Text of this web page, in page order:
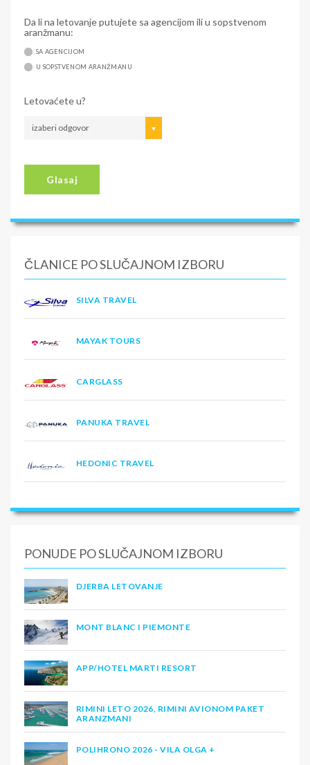
Da li na letovanje putujete sa agencijom ili u sopstvenom
aranžmanu:
SA AGENCIJOM
U SOPSTVENOM ARANŽMANU
Letovaćete u?
izaberi odgovor
Glasaj
ČLANICE PO SLUČAJNOM IZBORU
SILVA TRAVEL
MAYAK TOURS
CARGLASS
PANUKA TRAVEL
HEDONIC TRAVEL
PONUDE PO SLUČAJNOM IZBORU
DJERBA LETOVANJE
MONT BLANC I PIEMONTE
APP/HOTEL MARTI RESORT
RIMINI LETO 2026, RIMINI AVIONOM PAKET
ARANZMANI
POLIHRONO 2026 - VILA OLGA +